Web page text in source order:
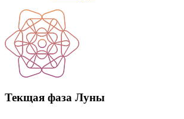
Текщая фаза Луны